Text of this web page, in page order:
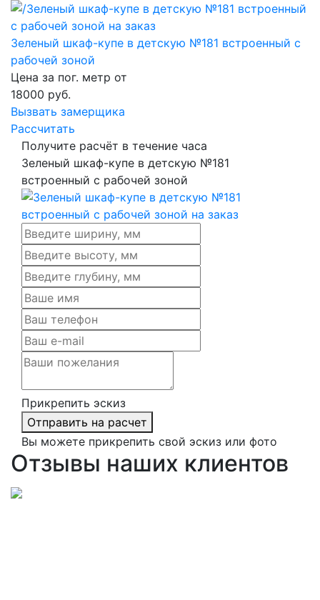
Зеленый шкаф-купе в детскую №181 встроенный с
рабочей зоной
Цена за пог. метр от
18000 руб.
Вызвать замерщика
Рассчитать
Получите расчёт в течение часа
Зеленый шкаф-купе в детскую №181
встроенный с рабочей зоной
Прикрепить эскиз
Отправить на расчет
Вы можете прикрепить свой эскиз или фото
Отзывы наших клиентов